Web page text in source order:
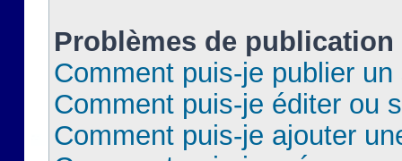
Problèmes de publication
Comment puis-je publier
Comment puis-je éditer ou
Comment puis-je ajouter